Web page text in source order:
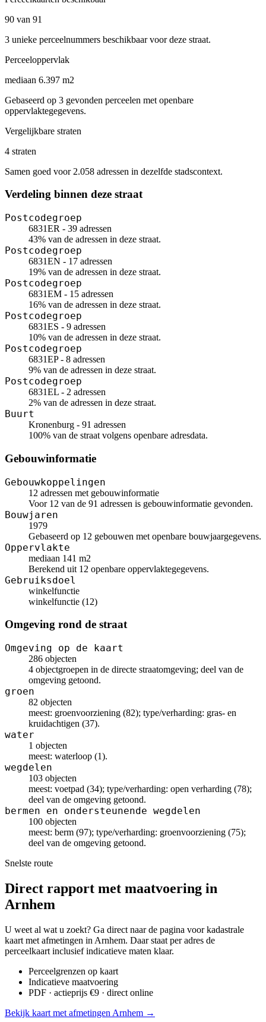
90 van 91
3 unieke perceelnummers beschikbaar voor deze straat.
Perceeloppervlak
mediaan 6.397 m2
Gebaseerd op 3 gevonden perceelen met openbare
oppervlaktegegevens.
Vergelijkbare straten
4 straten
Samen goed voor 2.058 adressen in dezelfde stadscontext.
Verdeling binnen deze straat
Postcodegroep
6831ER - 39 adressen
43% van de adressen in deze straat.
Postcodegroep
6831EN - 17 adressen
19% van de adressen in deze straat.
Postcodegroep
6831EM - 15 adressen
16% van de adressen in deze straat.
Postcodegroep
6831ES - 9 adressen
10% van de adressen in deze straat.
Postcodegroep
6831EP - 8 adressen
9% van de adressen in deze straat.
Postcodegroep
6831EL - 2 adressen
2% van de adressen in deze straat.
Buurt
Kronenburg - 91 adressen
100% van de straat volgens openbare adresdata.
Gebouwinformatie
Gebouwkoppelingen
12 adressen met gebouwinformatie
Voor 12 van de 91 adressen is gebouwinformatie gevonden.
Bouwjaren
1979
Gebaseerd op 12 gebouwen met openbare bouwjaargegevens.
Oppervlakte
mediaan 141 m2
Berekend uit 12 openbare oppervlaktegegevens.
Gebruiksdoel
winkelfunctie
winkelfunctie (12)
Omgeving rond de straat
Omgeving op de kaart
286 objecten
4 objectgroepen in de directe straatomgeving; deel van de
omgeving getoond.
groen
82 objecten
meest: groenvoorziening (82); type/verharding: gras- en
kruidachtigen (37).
water
1 objecten
meest: waterloop (1).
wegdelen
103 objecten
meest: voetpad (34); type/verharding: open verharding (78);
deel van de omgeving getoond.
bermen en ondersteunende wegdelen
100 objecten
meest: berm (97); type/verharding: groenvoorziening (75);
deel van de omgeving getoond.
Snelste route
Direct rapport met maatvoering in
Arnhem
U weet al wat u zoekt? Ga direct naar de pagina voor kadastrale
kaart met afmetingen in Arnhem. Daar staat per adres de
perceelkaart inclusief indicatieve maten klaar.
Perceelgrenzen op kaart
Indicatieve maatvoering
PDF · actieprijs €9 · direct online
Bekijk kaart met afmetingen Arnhem →